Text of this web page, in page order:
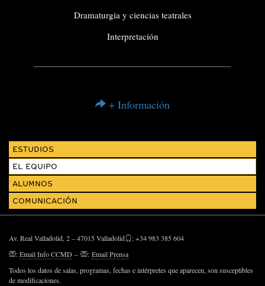
Dramaturgia y ciencias teatrales
Interpretación
+ Información
ESTUDIOS
EL EQUIPO
ALUMNOS
COMUNICACIÓN
Av. Real Valladolid, 2 – 47015 Valladolid
: +34 983 385 604
:Email Info CCMD – : Email Prensa
Todos los datos de salas, programas, fechas e intérpretes que aparecen, son susceptibles
de modificaciones.